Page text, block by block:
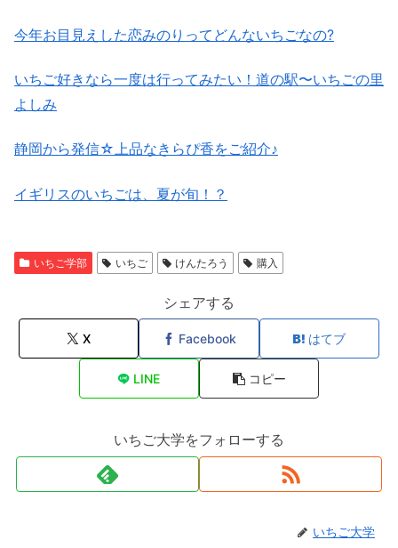
今年お目見えした恋みのりってどんないちごなの?
いちご好きなら一度は行ってみたい！道の駅〜いちごの里
よしみ
静岡から発信☆上品なきらぴ香をご紹介♪
イギリスのいちごは、夏が旬！？
いちご学部 いちご けんたろう 購入
シェアする
X Facebook はてブ
LINE コピー
いちご大学をフォローする
いちご大学